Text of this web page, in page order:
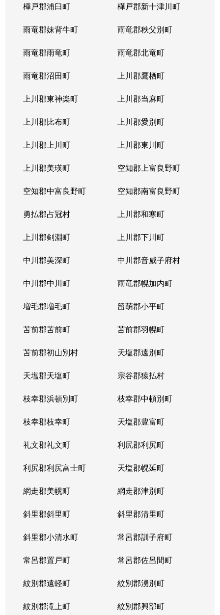
樺戸郡浦臼町 樺戸郡新十津川町
雨竜郡妹背牛町 雨竜郡秩父別町
雨竜郡雨竜町 雨竜郡北竜町
雨竜郡沼田町 上川郡鷹栖町
上川郡東神楽町 上川郡当麻町
上川郡比布町 上川郡愛別町
上川郡上川町 上川郡東川町
上川郡美瑛町 空知郡上富良野町
空知郡中富良野町 空知郡南富良野町
勇払郡占冠村 上川郡和寒町
上川郡剣淵町 上川郡下川町
中川郡美深町 中川郡音威子府村
中川郡中川町 雨竜郡幌加内町
増毛郡増毛町 留萌郡小平町
苫前郡苫前町 苫前郡羽幌町
苫前郡初山別村 天塩郡遠別町
天塩郡天塩町 宗谷郡猿払村
枝幸郡浜頓別町 枝幸郡中頓別町
枝幸郡枝幸町 天塩郡豊富町
礼文郡礼文町 利尻郡利尻町
利尻郡利尻富士町 天塩郡幌延町
網走郡美幌町 網走郡津別町
斜里郡斜里町 斜里郡清里町
斜里郡小清水町 常呂郡訓子府町
常呂郡置戸町 常呂郡佐呂間町
紋別郡遠軽町 紋別郡湧別町
紋別郡滝上町 紋別郡興部町